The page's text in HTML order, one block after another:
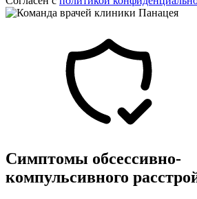
Симптомы обсессивно-
компульсивного